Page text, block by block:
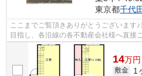
東京都千代
ここまでご覧頂きありがとうございます
目指し、各沿線の各不動産会社様へ直接
様へ提供しております！最新の情報は...
14万円
敷金 1